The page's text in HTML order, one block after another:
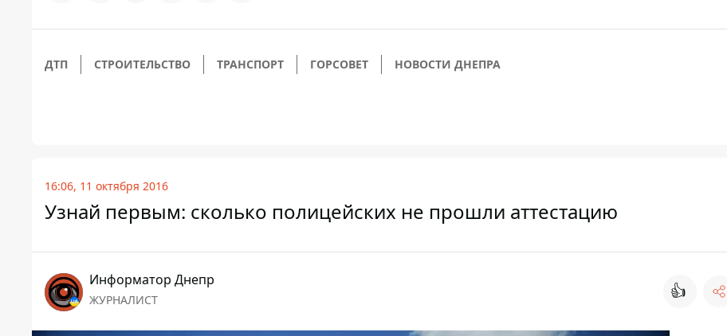
ДТП СТРОИТЕЛЬСТВО ТРАНСПОРТ ГОРСОВЕТ НОВОСТИ ДНЕПРА
16:06, 11 октября 2016
Узнай первым: сколько полицейских не прошли аттестацию
Информатор Днепр
ЖУРНАЛИСТ 👍